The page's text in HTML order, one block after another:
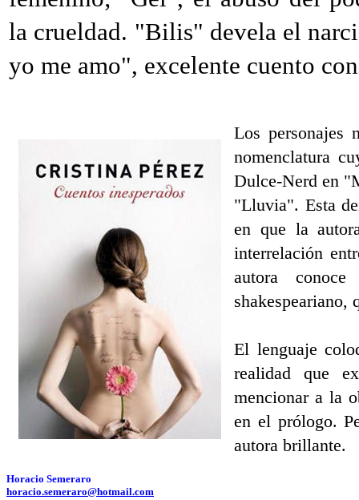
la crueldad. "Bilis" devela el
yo me amo", excelente cuento
Los personajes
nomenclatura
Dulce-Nerd en
"Lluvia". Esta
en que la
interrelación
autora
shakespeariano,
El lenguaje
realidad que
mencionar a la
en el prólogo.
autora brillante.
Horacio Semeraro
horacio.semeraro@hotmail.com